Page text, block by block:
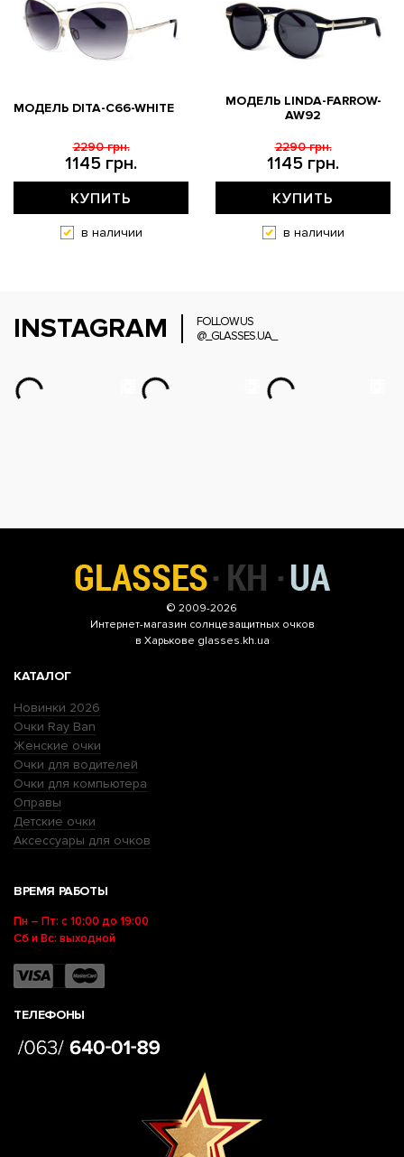
МОДЕЛЬ DITA-C66-WHITE
1145 грн.
2290 грн.
КУПИТЬ
в наличии
МОДЕЛЬ LINDA-FARROW-
AW92
1145 грн.
2290 грн.
КУПИТЬ
в наличии
INSTAGRAM
FOLLOW US
@_GLASSES.UA_
© 2009-2026
Интернет-магазин солнцезащитных очков
в Харькове glasses.kh.ua
КАТАЛОГ
Новинки 2026
Очки Ray Ban
Женские очки
Очки для водителей
Очки для компьютера
Оправы
Детские очки
Аксессуары для очков
ВРЕМЯ РАБОТЫ
Пн – Пт: с 10:00 до 19:00
Сб и Вс: выходной
ТЕЛЕФОНЫ